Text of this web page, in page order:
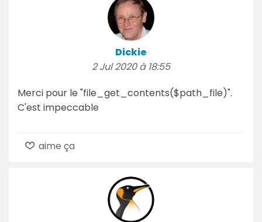
Dickie
2 Jul 2020 à 18:55
Merci pour le "file_get_contents($path_file)".
C'est impeccable
aime ça